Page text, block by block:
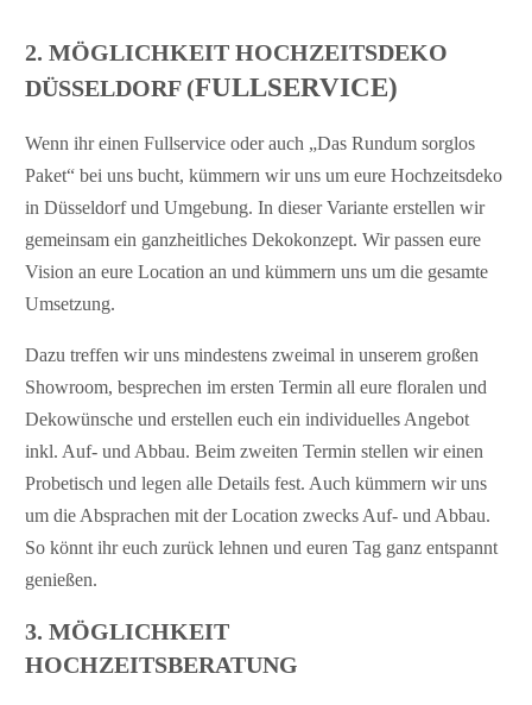
2. MÖGLICHKEIT HOCHZEITSDEKO
DÜSSELDORF (FULLSERVICE)
Wenn ihr einen Fullservice oder auch „Das Rundum sorglos
Paket“ bei uns bucht, kümmern wir uns um eure Hochzeitsdeko
in Düsseldorf und Umgebung. In dieser Variante erstellen wir
gemeinsam ein ganzheitliches Dekokonzept. Wir passen eure
Vision an eure Location an und kümmern uns um die gesamte
Umsetzung.
Dazu treffen wir uns mindestens zweimal in unserem großen
Showroom, besprechen im ersten Termin all eure floralen und
Dekowünsche und erstellen euch ein individuelles Angebot
inkl. Auf- und Abbau. Beim zweiten Termin stellen wir einen
Probetisch und legen alle Details fest. Auch kümmern wir uns
um die Absprachen mit der Location zwecks Auf- und Abbau.
So könnt ihr euch zurück lehnen und euren Tag ganz entspannt
genießen.
3. MÖGLICHKEIT
HOCHZEITSBERATUNG